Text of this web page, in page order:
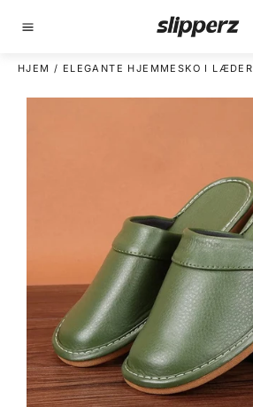
HJEM / ELEGANTE HJEMMESKO I LÆDER